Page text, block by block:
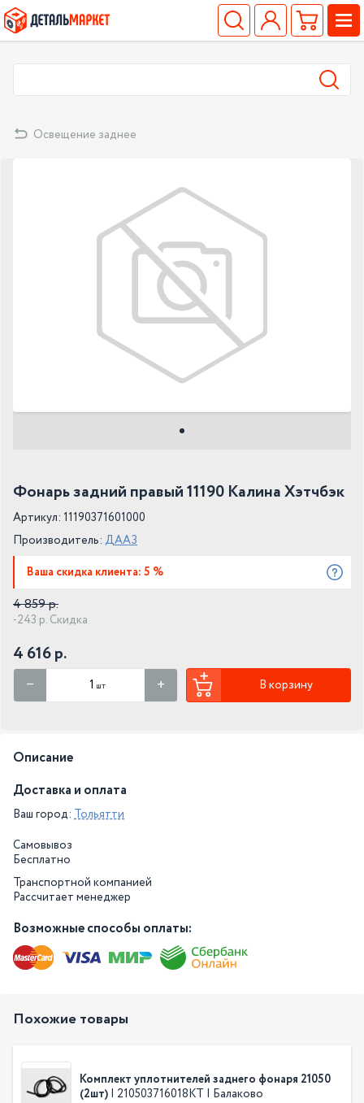
Освещение заднее
Фонарь задний правый 11190 Калина Хэтчбэк
Артикул: 11190371601000
Производитель: ДААЗ
Ваша скидка клиента: 5 %
4 859 р.
-243 р. Скидка
4 616 р.
шт В корзину
Описание
Доставка и оплата
Ваш город: Тольятти
Самовывоз
Бесплатно
Транспортной компанией
Рассчитает менеджер
Возможные способы оплаты:
Похожие товары
Комплект уплотнителей заднего фонаря 21050
(2шт) | 210503716018КТ | Балаково